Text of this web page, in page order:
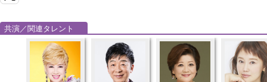
共演／関連タレント